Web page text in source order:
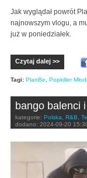
Jak wyglądał powrót
najnowszym vlogu, a
już w poniedziałek.
Czytaj dalej >>
Tagi: PlanBe, Popkiller
bango balenci
kategorie: Polska, R&B,
dodano: 2024-09-20